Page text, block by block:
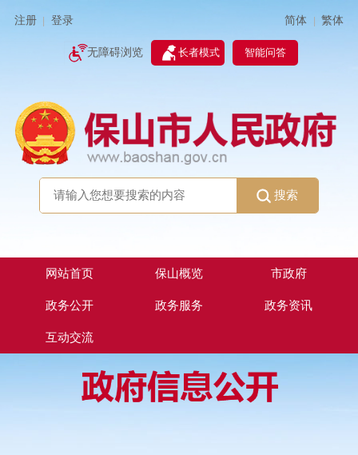
注册 登录 简体 | 繁体
无障碍浏览 长者模式 智能问答
搜索
网站首页 保山概览 市政府
政务公开 政务服务 政务资讯
互动交流